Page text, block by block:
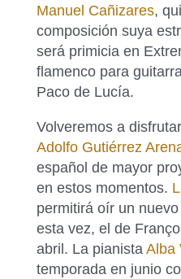
Manuel Cañizares,
composición suya
será primicia en
flamenco para
Paco de Lucía.
Volveremos a
Adolfo Gutiérrez
español de mayor
en estos momentos.
permitirá oír un
esta vez, el de
abril. La pianista Alba
temporada en junio